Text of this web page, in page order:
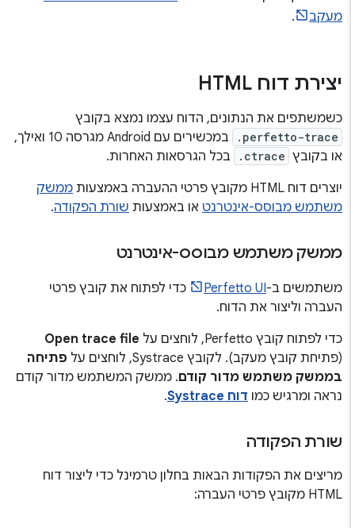
מעקב
.
יצירת דוח HTML
כשמשתפים את הנתונים, הדוח עצמו נמצא בקובץ
.perfetto-trace
במכשירים עם Android מגרסה 10 ואילך,
או בקובץ
.ctrace
בכל הגרסאות האחרות.
יוצרים דוח HTML מקובץ פרטי ההעברה באמצעות
ממשק
משתמש מבוסס-אינטרנטאו באמצעותשורת הפקודה.
ממשק משתמש מבוסס-אינטרנט
משתמשים ב-Perfetto UI
כדי לפתוח את קובץ פרטי
העברה וליצור את הדוח.
כדי לפתוח קובץ Perfetto, לוחצים על
Open trace file
(פתיחת קובץ מעקב). לקובץ Systrace, לוחצים על
פתיחה
בממשק משתמש מדור קודם. ממשק המשתמש מדור קודם
נראה ומרגיש כמודוח Systrace .
שורת הפקודה
מריצים את הפקודות הבאות בחלון טרמינל כדי ליצור דוח
HTML מקובץ פרטי העברה: